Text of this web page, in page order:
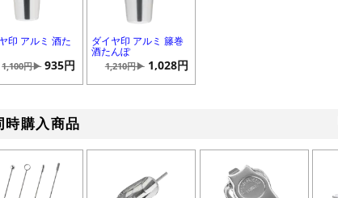
印 アルミ 酒た
1,100円▶ 935円
ダイヤ印 アルミ 籐巻
酒たんぽ
1,210円▶ 1,028円
時購入商品